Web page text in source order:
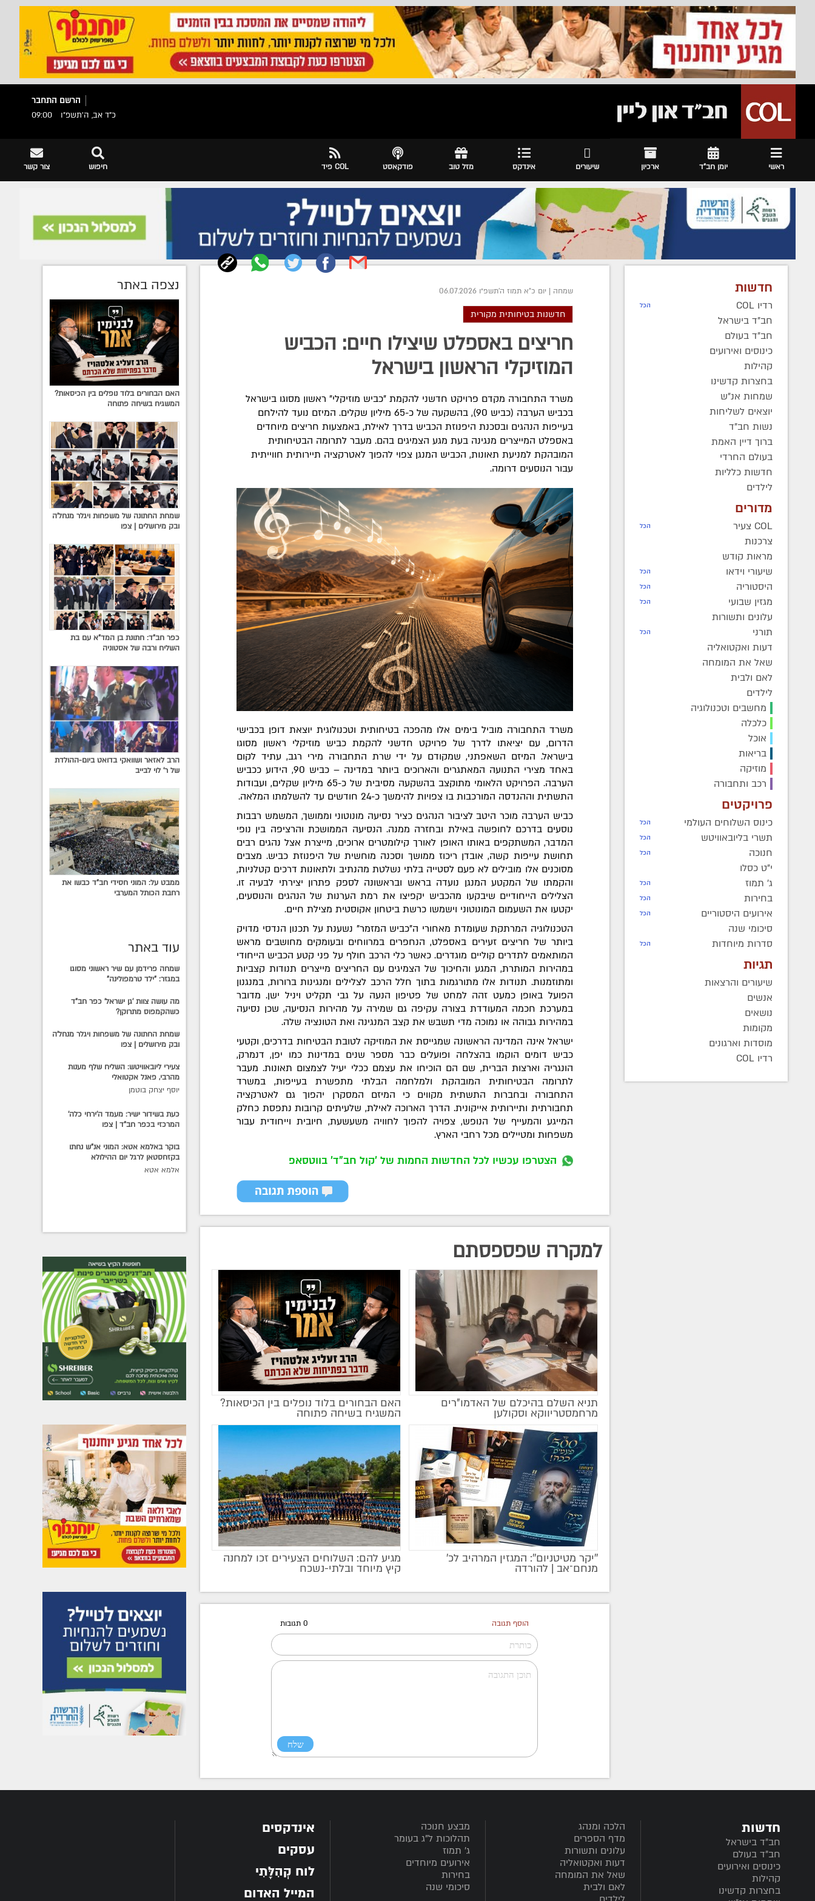
הרשם התחבר
כ"ד אב, ה׳תשפ״ו
09:00
ראשי יומן חב"ד ארכיון שיעורים אינדקס מזל טוב פודקאסט COL פיד צור קשר חיפוש
חדשות
רדיו COL הכל
חב"ד בישראל
חב"ד בעולם
כינוסים ואירועים
קהילות
בחצרות קדשינו
שמחות אנ"ש
יוצאים לשליחות
נשות חב"ד
ברוך דיין האמת
בעולם החרדי
חדשות כלליות
לילדים
מדורים
COL צעיר הכל
צרכנות
מראות קודש
שיעורי וידאו
הכל
היסטוריה הכל
מגזין שבועי הכל
עלונים ותשורות
תורני
הכל
דעות ואקטואליה
שאל את המומחה
לאם ולבית
לילדים
מחשבים וטכנולוגיה
כלכלה
אוכל
בריאות
מוזיקה
רכב ותחבורה
פרויקטים
כינוס השלוחים העולמי הכל
תשרי בליובאוויטש הכל
חנוכה הכל
י"ט כסלו
ג' תמוז
הכל
בחירות הכל
אירועים היסטוריים הכל
סיכומי שנה
סדרות מיוחדות
הכל
תגיות
שיעורים והרצאות
אנשים
נושאים
מקומות
מוסדות וארגונים
רדיו COL
שמחה | יום כ"א תמוז ה׳תשפ״ו 06.07.2026
חדשנות בטיחותית מקורית
חריצים באספלט שיצילו חיים: הכביש
המוזיקלי הראשון בישראל
משרד התחבורה מקדם פרויקט חדשני להקמת "כביש מוזיקלי" ראשון מסוגו בישראל
בכביש הערבה (כביש 90), בהשקעה של כ-65 מיליון שקלים. המיזם נועד להילחם
בעייפות הנהגים ובסכנת היפנוזת הכביש בדרך לאילת, באמצעות חריצים מיוחדים
באספלט המייצרים מנגינה בעת מגע הצמיגים בהם. מעבר לתרומה הבטיחותית
המובהקת למניעת תאונות, הכביש המנגן צפוי להפוך לאטרקציה תיירותית חווייתית
עבור הנוסעים דרומה.
משרד התחבורה מוביל בימים אלו מהפכה בטיחותית וטכנולוגית יוצאת דופן בכבישי
הדרום, עם יציאתו לדרך של פרויקט חדשני להקמת כביש מוזיקלי ראשון מסוגו
בישראל. המיזם השאפתני, שמקודם על ידי שרת התחבורה מירי רגב, עתיד לקום
באחד מצירי התנועה המאתגרים והארוכים ביותר במדינה – כביש 90, הידוע ככביש
הערבה. הפרויקט הלאומי מתוקצב בהשקעה מסיבית של כ-65 מיליון שקלים, ועבודות
התשתית וההנדסה המורכבות בו צפויות להימשך כ-24 חודשים עד להשלמתו המלאה.
כביש הערבה מוכר היטב לציבור הנהגים כציר נסיעה מונוטוני וממושך, המשמש רבבות
נוסעים בדרכם לחופשה באילת ובחזרה ממנה. הנסיעה הממושכת והרציפה בין נופי
המדבר, המשתקפים באותו האופן לאורך קילומטרים ארוכים, מייצרת אצל נהגים רבים
תחושת עייפות קשה, אובדן ריכוז ממושך וסכנה מוחשית של היפנוזת כביש. מצבים
מסוכנים אלו מובילים לא פעם לסטייה בלתי נשלטת מהנתיב ולתאונות דרכים קטלניות,
והקמתו של המקטע המנגן נועדה בראש ובראשונה לספק פתרון יצירתי לבעיה זו.
הצלילים הייחודיים שיבקעו מהכביש יקפיצו את רמת הערנות של הנהגים והנוסעים,
יקטעו את השעמום המונוטוני וישמשו כרשת ביטחון אקוסטית מצילת חיים.
הטכנולוגיה המרתקת שעומדת מאחורי ה"כביש המזמר" נשענת על תכנון הנדסי מדויק
ביותר של חריצים זעירים באספלט, הנחפרים במרווחים ובעומקים מחושבים מראש
המותאמים לתדרים קוליים מוגדרים. כאשר כלי הרכב חולף על פני קטע הכביש הייחודי
במהירות המותרת, המגע והחיכוך של הצמיגים עם החריצים מייצרים תנודות קצביות
ומתוזמנות. תנודות אלו מתורגמות בתוך חלל הרכב לצלילים ומנגינות ברורות, במנגנון
הפועל באופן כמעט זהה למחט של פטיפון הנעה על גבי תקליט ויניל ישן. מדובר
במערכת חכמה המעודדת בצורה עקיפה גם שמירה על מהירות הנסיעה, שכן נסיעה
במהירות גבוהה או נמוכה מדי תשבש את קצב המנגינה ואת הטונציה שלה.
ישראל אינה המדינה הראשונה שמגייסת את המוזיקה לטובת הבטיחות בדרכים, וקטעי
כביש דומים הוקמו בהצלחה ופועלים כבר מספר שנים במדינות כמו יפן, דנמרק,
הונגריה וארצות הברית, שם הם הוכיחו את עצמם ככלי יעיל לצמצום תאונות. מעבר
לתרומה הבטיחותית המובהקת ולמלחמה הבלתי מתפשרת בעייפות, במשרד
התחבורה ובחברות התשתית מקווים כי המיזם המסקרן יהפוך גם לאטרקציה
תחבורתית ותיירותית אייקונית. הדרך הארוכה לאילת, שלעיתים קרובות נתפסת כחלק
המייגע והמעייף של הנופש, צפויה להפוך לחוויה משעשעת, חיובית וייחודית עבור
משפחות ומטיילים מכל רחבי הארץ.
הצטרפו עכשיו לכל החדשות החמות של 'קול חב"ד' בווטסאפ
למקרה שפספסתם
תניא השלם בהיכלם של האדמו"רים
מרחמסטריווקא וסקולען
מקודם
האם הבחורים בלוד נופלים בין הכיסאות?
המשגיח בשיחה פתוחה
מקודם
''יקר מטיטניום'': המגזין המרהיב לכ’
מנחם־אב | להורדה
מגיע להם: השלוחים הצעירים זכו למחנה
קיץ מיוחד ובלתי-נשכח
הוסף תגובה 0 תגובות
נצפה באתר
האם הבחורים בלוד נופלים בין הכיסאות?
המשגיח בשיחה פתוחה
שמחת החתונה של משפחות ויגלר מנחל'ה
ובק מירושלים | צפו
כפר חב"ד: חתונת בן המד"א עם בת
השליח ורבה של אסטוניה
הרב לאזאר ושוואקי בדואט ביום-ההולדת
של ר' לוי לבייב
ממבט על: המוני חסידי חב"ד כבשו את
רחבת הכותל המערבי
עוד באתר
שמחה פרידמן עם שיר ראשוני מסוגו
במגזר: "ילד טרמפולינה"
מה עושה צוות 'גן ישראל' כפר חב"ד
כשהקמפוס מתרוקן?
שמחת החתונה של משפחות ויגלר מנחל'ה
ובק מירושלים | צפו
צעירי ליובאוויטש: השליח שלף מענות
מהרבי, פאנל אקטואלי
יוסף יצחק בוטמן
כעת בשידור ישיר: מעמד ה'ירחי כלה'
המרכזי בכפר חב"ד | צפו
בוקר באלמא אטא: המוני אנ"ש נחתו
בקזחסטאן לרגל יום ההילולא
אלמא אטא
חדשות
חב”ד בישראל
חב”ד בעולם
כינוסים ואירועים
קהילות
בחצרות קדשינו
הלכה ומנהג
מדף הספרים
עלונים ותשורות
דעות ואקטואליה
שאל את המומחה
לאם ולבית
מבצע חנוכה
תהלוכות ל"ג בעומר
ג' תמוז
אירועים מיוחדים
בחירות
סיכומי שנה
אינדקסים
עסקים
לוח קְהִלָּתִי
המייל האדום